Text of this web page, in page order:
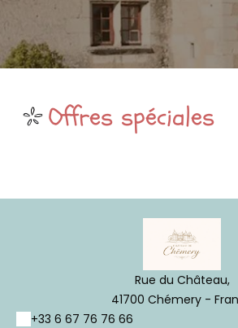
Offres spéciales
Rue du Château,
41700 Chémery -
+33 6 67 76 76 66